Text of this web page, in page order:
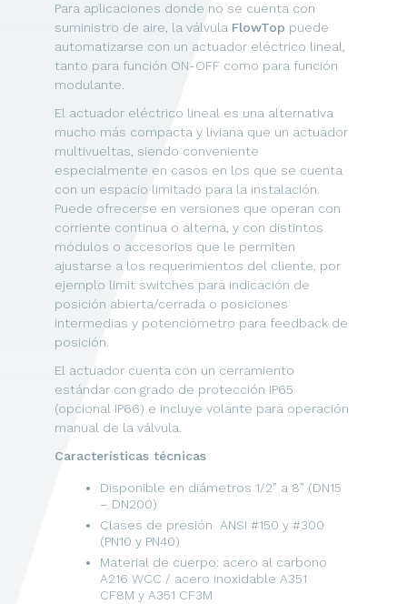
Para aplicaciones donde no se cuenta con
suministro de aire, la válvula FlowTop puede
automatizarse con un actuador eléctrico lineal,
tanto para función ON-OFF como para función
modulante.
El actuador eléctrico lineal es una alternativa
mucho más compacta y liviana que un actuador
multivueltas, siendo conveniente
especialmente en casos en los que se cuenta
con un espacio limitado para la instalación.
Puede ofrecerse en versiones que operan con
corriente continua o alterna, y con distintos
módulos o accesorios que le permiten
ajustarse a los requerimientos del cliente, por
ejemplo limit switches para indicación de
posición abierta/cerrada o posiciones
intermedias y potenciómetro para feedback de
posición.
El actuador cuenta con un cerramiento
estándar con grado de protección IP65
(opcional IP66) e incluye volante para operación
manual de la válvula.
Características técnicas
Disponible en diámetros 1/2” a 8” (DN15
– DN200)
Clases de presión ANSI #150 y #300
(PN10 y PN40)
Material de cuerpo: acero al carbono
A216 WCC / acero inoxidable A351
CF8M y A351 CF3M